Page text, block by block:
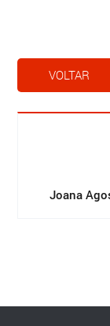
VOLTAR
Joana